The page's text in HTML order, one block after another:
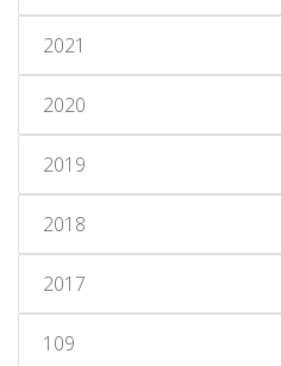
2021
2020
2019
2018
2017
109